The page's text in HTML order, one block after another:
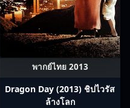
พากย์ไทย 2013
Dragon Day (2013) ชิปไวรัส
ล้างโลก